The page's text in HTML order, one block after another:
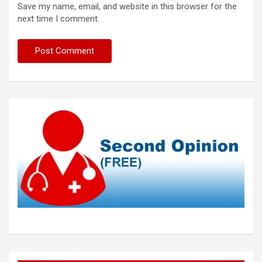
Save my name, email, and website in this browser for the
next time I comment.